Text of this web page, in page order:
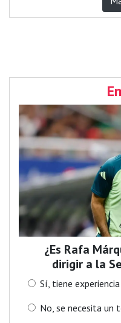
¿Es Rafa
dirigir a la
Sí, tiene
No, se necesita un